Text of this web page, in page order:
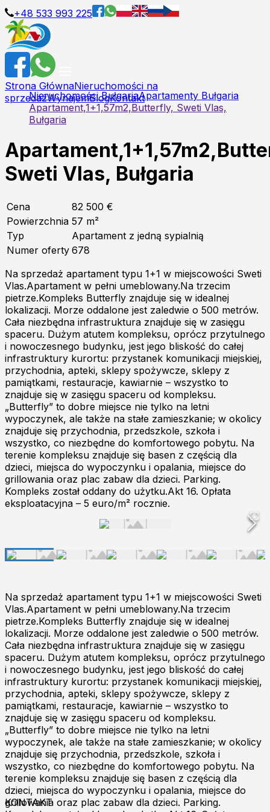
+48 533 993 225
Strona GłównaNieruchomości na
sprzedażWynajemBlogKontakt
Nieruchomości BułgariaApartamenty Bułgaria
Apartament,1+1,57m2,Butterfly, Sweti Vlas,
Bułgaria
Sweti Vlas, Bułgaria
Cena
82 500 €
Powierzchnia 57 m²
Typ
Apartament z jedną sypialnią
Numer oferty 678
Na sprzedaż apartament typu 1+1 w miejscowości Sweti
Vlas.Apartament w pełni umeblowany.Na trzecim
pietrze.Kompleks Butterfly znajduje się w idealnej
lokalizacji. Morze oddalone jest zaledwie o 500 metrów.
Cała niezbędna infrastruktura znajduje się w zasięgu
spaceru. Dużym atutem kompleksu, oprócz przytulnego
i nowoczesnego budynku, jest jego bliskość do całej
infrastruktury kurortu: przystanek komunikacji miejskiej,
przychodnia, apteki, sklepy spożywcze, sklepy z
pamiątkami, restauracje, kawiarnie – wszystko to
znajduje się w zasięgu spaceru od kompleksu.
„Butterfly” to dobre miejsce nie tylko na letni
wypoczynek, ale także na stałe zamieszkanie; w okolicy
znajduje się przychodnia, przedszkole, szkoła i
wszystko, co niezbędne do komfortowego pobytu. Na
terenie kompleksu znajduje się basen z częścią dla
dzieci, miejsca do wypoczynku i opalania, miejsce do
grillowania oraz plac zabaw dla dzieci. Parking.
Kompleks został oddany do użytku.Akt 16. Opłata
eksploatacyjna – 5 euro/m² rocznie.
Na sprzedaż apartament typu 1+1 w miejscowości Sweti
Vlas.Apartament w pełni umeblowany.Na trzecim
pietrze.Kompleks Butterfly znajduje się w idealnej
lokalizacji. Morze oddalone jest zaledwie o 500 metrów.
Cała niezbędna infrastruktura znajduje się w zasięgu
spaceru. Dużym atutem kompleksu, oprócz przytulnego
i nowoczesnego budynku, jest jego bliskość do całej
infrastruktury kurortu: przystanek komunikacji miejskiej,
przychodnia, apteki, sklepy spożywcze, sklepy z
pamiątkami, restauracje, kawiarnie – wszystko to
znajduje się w zasięgu spaceru od kompleksu.
„Butterfly” to dobre miejsce nie tylko na letni
wypoczynek, ale także na stałe zamieszkanie; w okolicy
znajduje się przychodnia, przedszkole, szkoła i
wszystko, co niezbędne do komfortowego pobytu. Na
terenie kompleksu znajduje się basen z częścią dla
dzieci, miejsca do wypoczynku i opalania, miejsce do
grillowania oraz plac zabaw dla dzieci. Parking.
KONTAKT